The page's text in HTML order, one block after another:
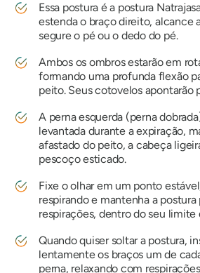
Essa postura é a postura
estenda o braço direito, alcance
segure o pé ou o dedo do pé.
Ambos os ombros estarão em
formando uma profunda flexão
peito. Seus cotovelos apontarão
A perna esquerda (perna
levantada durante a expiração,
afastado do peito, a cabeça
pescoço esticado.
Fixe o olhar em um ponto
respirando e mantenha a postura
respirações, dentro do seu
Quando quiser soltar a postura,
lentamente os braços um de
perna, relaxando com